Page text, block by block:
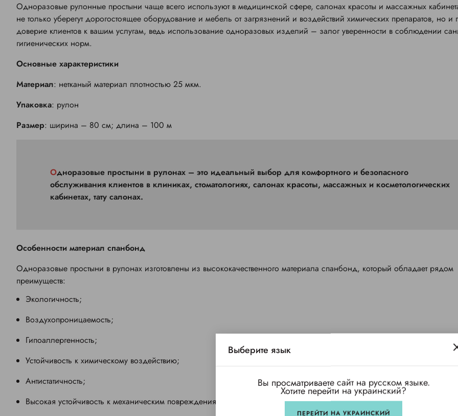
Одноразовые рулонные простыни чаще всего используют в медицинской сфере, салонах красоты и массажных
не только уберегут дорогостоящее оборудование и мебель от загрязнений и воздействий химических препаратов, но и
доверие клиентов к вашим услугам, ведь использование одноразовых изделий – залог уверенности в соблюдении
гигиенических норм.
Основные характеристики
Материал: нетканый материал плотностью 25 мкм.
Упаковка: рулон
Размер: ширина – 80 см; длина – 100 м
Одноразовые простыни в рулонах – это идеальный выбор для комфортного и безопасного
обслуживания клиентов в клиниках, стоматологиях, салонах красоты, массажных и косметологических
кабинетах, тату салонах.
Особенности материал спанбонд
Одноразовые простыни в рулонах изготовлены из высококачественного материала спанбонд, который обладает рядом
преимуществ:
Экологичность;
Воздухопроницаемость;
Гипоаллергенность;
Устойчивость к химическому воздействию;
Антистатичность;
Высокая устойчивость к механическим повреждениям.
Выберите язык
Вы просматриваете сайт на русском языке.
Хотите перейти на украинский?
ПЕРЕЙТИ НА УКРАИНСКИЙ